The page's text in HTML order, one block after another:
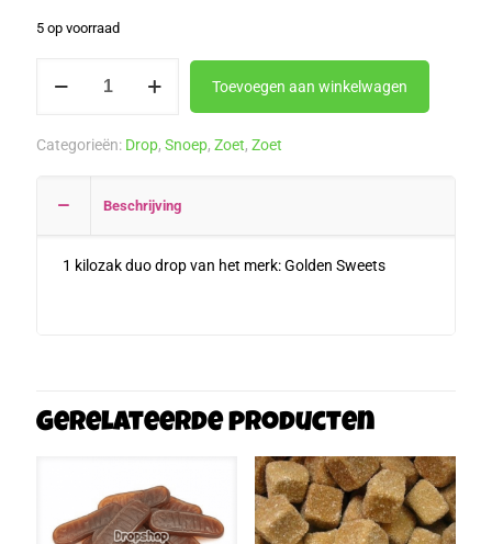
5 op voorraad
Drop
kilo
Toevoegen aan winkelwagen
Categorieën: Drop, Snoep, Zoet, Zoet
Beschrijving
1 kilozak duo drop van het merk: Golden Sweets
Gerelateerde producten